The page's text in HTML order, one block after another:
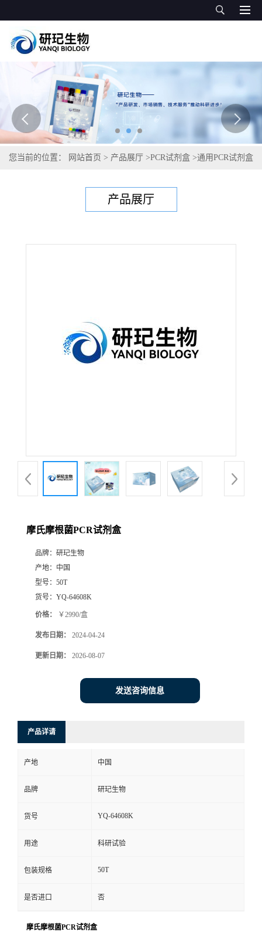
您当前的位置： 网站首页 > 产品展厅 >PCR试剂盒 >通用PCR试剂盒
产品展厅
摩氏摩根菌PCR试剂盒
品牌： 研玘生物
产地： 中国
型号： 50T
货号： YQ-64608K
价格： ￥2990/盒
发布日期： 2024-04-24
更新日期： 2026-08-07
发送咨询信息
产品详请
产地 中国
品牌 研玘生物
货号 YQ-64608K
用途 科研试验
包装规格 50T
是否进口 否
摩氏摩根菌PCR试剂盒